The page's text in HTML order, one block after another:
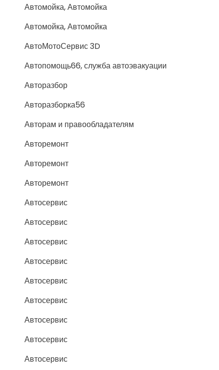
Автомойка, Автомойка
Автомойка, Автомойка
АвтоМотоСервис 3D
Автопомощь66, служба автоэвакуации
Авторазбор
Авторазборка56
Авторам и правообладателям
Авторемонт
Авторемонт
Авторемонт
Автосервис
Автосервис
Автосервис
Автосервис
Автосервис
Автосервис
Автосервис
Автосервис
Автосервис